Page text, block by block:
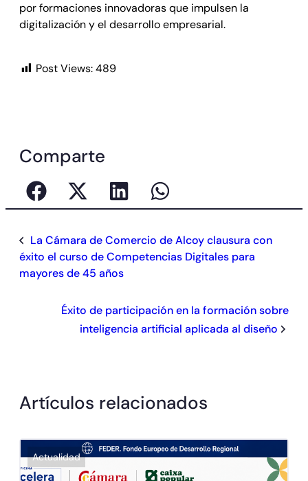
por formaciones innovadoras que impulsen la
digitalización y el desarrollo empresarial.
Post Views:489
Comparte
La Cámara de Comercio de Alcoy clausura con
éxito el curso de Competencias Digitales para
mayores de 45 años
Éxito de participación en la formación sobre
inteligencia artificial aplicada al diseño
Artículos relacionados
Actualidad